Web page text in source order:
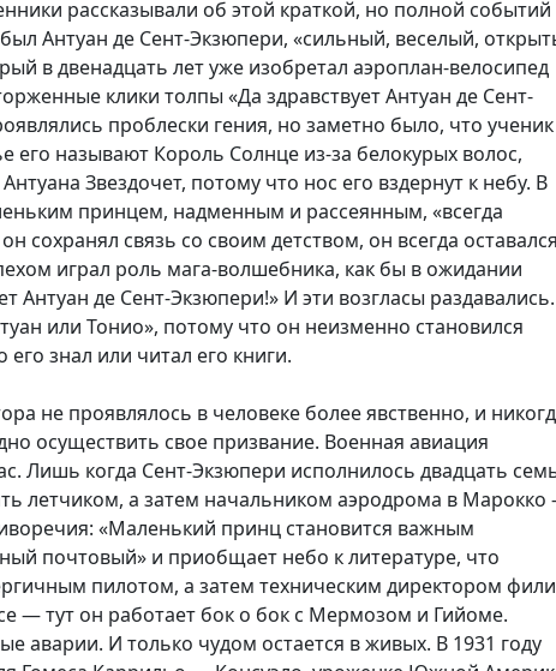
рассказывали об этой краткой, но полной событий
Антуан де Сент-Экзюпери, «сильный, веселый,
в двенадцать лет уже изобретал аэроплан-велосипед
клики толпы «Да здравствует Антуан де Сент-
проблески гения, но заметно было, что ученик
его называют Король Солнце из-за белокурых волос,
Звездочет, потому что нос его вздернут к небу. В
принцем, надменным и рассеянным, «всегда
связь со своим детством, он всегда оставался
играл роль мага-волшебника, как бы в ожидании
Антуан де Сент-Экзюпери!» И эти возгласы раздавались.
или Тонио», потому что он неизменно становился
знал или читал его книги.
не проявлялось в человеке более явственно, и
осуществить свое призвание. Военная авиация
Лишь когда Сент-Экзюпери исполнилось двадцать
летчиком, а затем начальником аэродрома в
«Маленький принц становится важным
почтовый» и приобщает небо к литературе, что
пилотом, а затем техническим директором
— тут он работает бок о бок с Мермозом и Гийоме.
аварии. И только чудом остается в живых. В 1931 году